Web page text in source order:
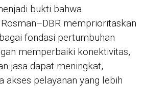
bukti bahwa
memprioritaskan
fondasi pertumbuhan
memperbaiki konektivitas,
jasa dapat meningkat,
akses pelayanan yang lebih